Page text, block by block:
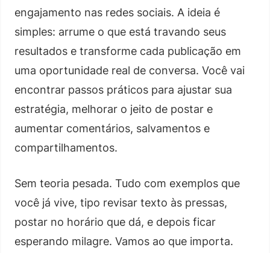
engajamento nas redes sociais. A ideia é
simples: arrume o que está travando seus
resultados e transforme cada publicação em
uma oportunidade real de conversa. Você vai
encontrar passos práticos para ajustar sua
estratégia, melhorar o jeito de postar e
aumentar comentários, salvamentos e
compartilhamentos.
Sem teoria pesada. Tudo com exemplos que
você já vive, tipo revisar texto às pressas,
postar no horário que dá, e depois ficar
esperando milagre. Vamos ao que importa.